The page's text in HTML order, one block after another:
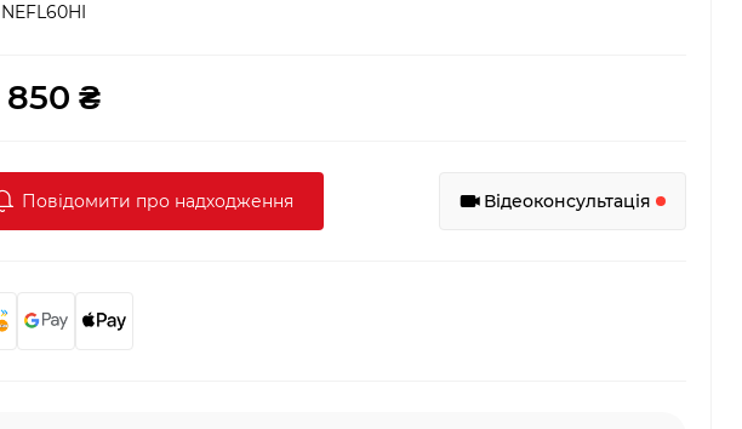
NEFL60HI
850 ₴
Повідомити про надходження Відеоконсультація